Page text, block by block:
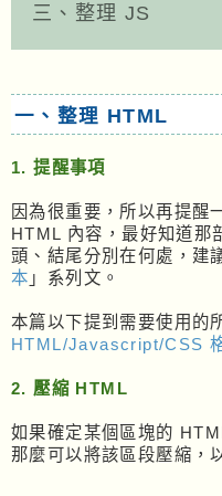
三、整理 JS
一、整理 HTML
1. 提醒事項
因為很重要，所以再提醒
HTML 內容，最好知道那
頭、結尾分別在何處，建
本 」系列文。
本篇以下提到需要使用的
HTML/Javascript/CSS
2. 壓縮 HTML
如果確定某個區塊的
那麼可以將該區段壓縮，